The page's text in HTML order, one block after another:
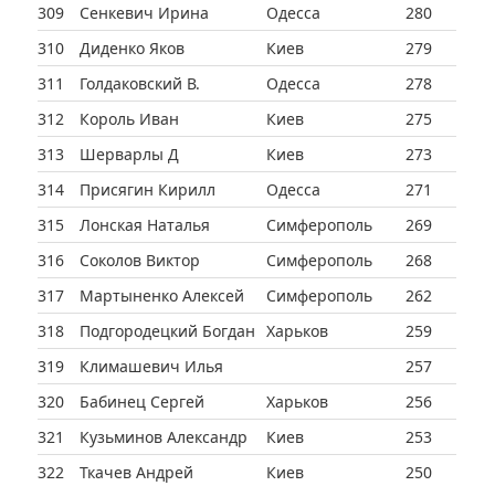
309
Сенкевич Ирина Одесса
280
310
Диденко Яков Киев
279
311
Голдаковский В. Одесса
278
312
Король Иван Киев
275
313
Шерварлы Д Киев
273
314
Присягин Кирилл Одесса
271
315
Лонская Наталья Симферополь
269
316
Соколов Виктор Симферополь
268
317
Мартыненко Алексей Симферополь
262
318
Подгородецкий Богдан Харьков
259
319
Климашевич Илья
257
320
Бабинец Сергей Харьков
256
321
Кузьминов Александр Киев
253
322
Ткачев Андрей Киев 250